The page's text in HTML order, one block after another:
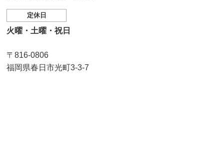
定休日
火曜・土曜・祝日
〒816-0806
福岡県春日市光町3-3-7